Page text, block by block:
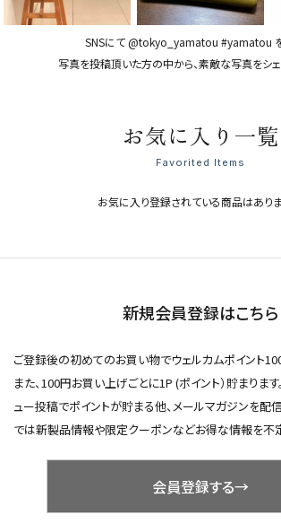
SNSにて @tokyo_yamatou #yamatou
写真を投稿頂いた方の中から、素敵な写真をシェ
お気に入り一覧
Favorited Items
お気に入り登録されている商品はあり
新規会員登録はこちら
ご登録後の初めてのお買い物でウェルカムポイント100
また、100円お買い上げごとに1P (ポイント）貯まります
ュー投稿でポイントが貯まる他、メールマガジンを配
では新製品情報や限定クーポンなどお得な情報を不
会員登録する→